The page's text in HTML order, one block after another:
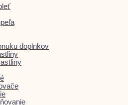
doplnkov